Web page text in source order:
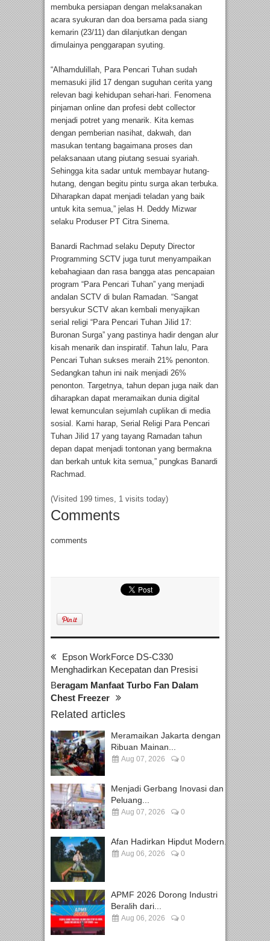
membuka persiapan dengan melaksanakan
acara syukuran dan doa bersama pada siang
kemarin (23/11) dan dilanjutkan dengan
dimulainya penggarapan syuting.
“Alhamdulillah, Para Pencari Tuhan sudah
memasuki jilid 17 dengan suguhan cerita yang
relevan bagi kehidupan sehari-hari. Fenomena
pinjaman online dan profesi debt collector
menjadi potret yang menarik. Kita kemas
dengan pemberian nasihat, dakwah, dan
masukan tentang bagaimana proses dan
pelaksanaan utang piutang sesuai syariah.
Sehingga kita sadar untuk membayar hutang-
hutang, dengan begitu pintu surga akan terbuka.
Diharapkan dapat menjadi teladan yang baik
untuk kita semua,” jelas H. Deddy Mizwar
selaku Produser PT Citra Sinema.
Banardi Rachmad selaku Deputy Director
Programming SCTV juga turut menyampaikan
kebahagiaan dan rasa bangga atas pencapaian
program “Para Pencari Tuhan” yang menjadi
andalan SCTV di bulan Ramadan. “Sangat
bersyukur SCTV akan kembali menyajikan
serial religi “Para Pencari Tuhan Jilid 17:
Buronan Surga” yang pastinya hadir dengan alur
kisah menarik dan inspiratif. Tahun lalu, Para
Pencari Tuhan sukses meraih 21% penonton.
Sedangkan tahun ini naik menjadi 26%
penonton. Targetnya, tahun depan juga naik dan
diharapkan dapat meramaikan dunia digital
lewat kemunculan sejumlah cuplikan di media
sosial. Kami harap, Serial Religi Para Pencari
Tuhan Jilid 17 yang tayang Ramadan tahun
depan dapat menjadi tontonan yang bermakna
dan berkah untuk kita semua,” pungkas Banardi
Rachmad.
(Visited 199 times, 1 visits today)
Comments
comments
Epson WorkForce DS-C330
Menghadirkan Kecepatan dan Presisi
Beragam Manfaat Turbo Fan Dalam
Chest Freezer
Related articles
Meramaikan Jakarta dengan
Ribuan Mainan...
Aug 07, 2026 0
Menjadi Gerbang Inovasi dan
Peluang...
Aug 07, 2026 0
Afan Hadirkan Hipdut Modern...
Aug 06, 2026 0
APMF 2026 Dorong Industri
Beralih dari...
Aug 06, 2026 0